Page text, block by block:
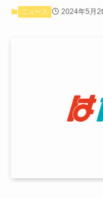
ニュース 2024年5月